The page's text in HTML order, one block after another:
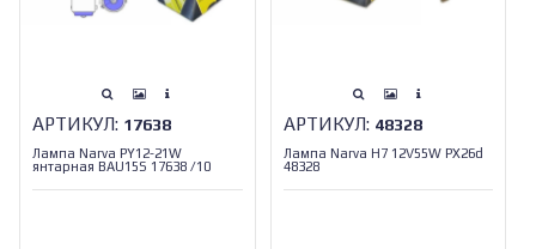
АРТИКУЛ: 17638
Лампа Narva PY12-21W
янтарная ВАU15S 17638 /10
АРТИКУЛ: 48328
Лампа Narva H7 12V55W PX26d
48328